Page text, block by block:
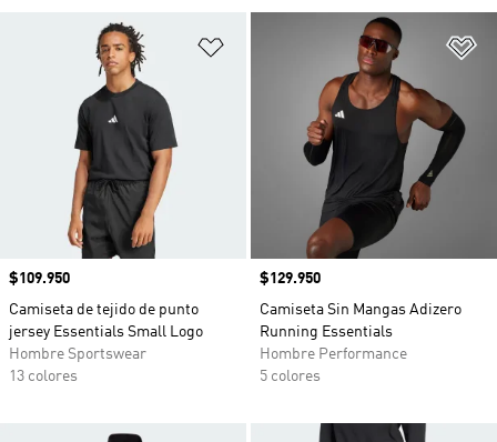
Añadir a la lista de deseos
Precio
$109.950
Camiseta de tejido de punto
jersey Essentials Small Logo
Hombre Sportswear
13 colores
Precio
$129.950
Camiseta Sin Mangas Adizero
Running Essentials
Hombre Performance
5 colores